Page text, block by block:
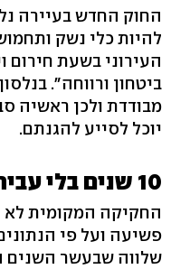
החוק החדש בעיירה
להיות כלי נשק
העירוני בשעת חירום
ביטחון ורווחה".
מבודדת ולכן ראשיה
יוכל לסייע להגנתם.
10 שנים בלי עבירת אלימות
החקיקה המקומית לא
פשיעה ועל פי
שלווה שבעשר השנים